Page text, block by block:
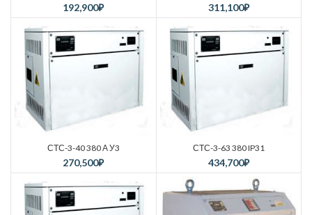
192,900₽ 311,100₽
СТС-3-40 380 А У3
270,500₽
СТС-3-63 380 IP31
434,700₽